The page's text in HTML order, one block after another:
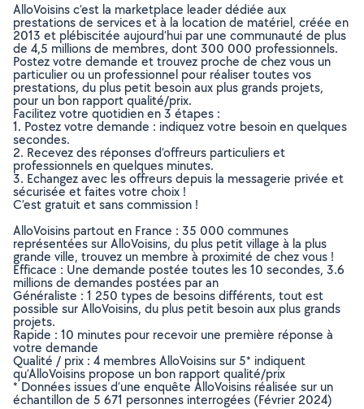
AlloVoisins c’est la marketplace leader dédiée aux
prestations de services et à la location de matériel, créée en
2013 et plébiscitée aujourd’hui par une communauté de plus
de 4,5 millions de membres, dont 300 000 professionnels.
Postez votre demande et trouvez proche de chez vous un
particulier ou un professionnel pour réaliser toutes vos
prestations, du plus petit besoin aux plus grands projets,
pour un bon rapport qualité/prix.
Facilitez votre quotidien en 3 étapes :
1. Postez votre demande : indiquez votre besoin en quelques
secondes.
2. Recevez des réponses d’offreurs particuliers et
professionnels en quelques minutes.
3. Echangez avec les offreurs depuis la messagerie privée et
sécurisée et faites votre choix !
C’est gratuit et sans commission !
AlloVoisins partout en France : 35 000 communes
représentées sur AlloVoisins, du plus petit village à la plus
grande ville, trouvez un membre à proximité de chez vous !
Efficace : Une demande postée toutes les 10 secondes, 3.6
millions de demandes postées par an
Généraliste : 1 250 types de besoins différents, tout est
possible sur AlloVoisins, du plus petit besoin aux plus grands
projets.
Rapide : 10 minutes pour recevoir une première réponse à
votre demande
Qualité / prix : 4 membres AlloVoisins sur 5* indiquent
qu’AlloVoisins propose un bon rapport qualité/prix
* Données issues d’une enquête AlloVoisins réalisée sur un
échantillon de 5 671 personnes interrogées (Février 2024)